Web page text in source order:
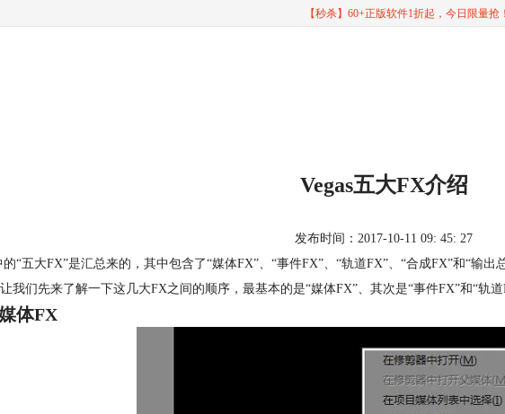
【秒杀】60+正版软件1折起，今日限量抢！
Vegas五大FX介绍
发布时间：2017-10-11 09: 45: 27
的“五大FX”是汇总来的，其中包含了“媒体FX”、“事件FX”、“轨道FX”、“合成FX”和“输出
我们先来了解一下这几大FX之间的顺序，最基本的是“媒体FX”、其次是“事件FX”和“轨
体FX